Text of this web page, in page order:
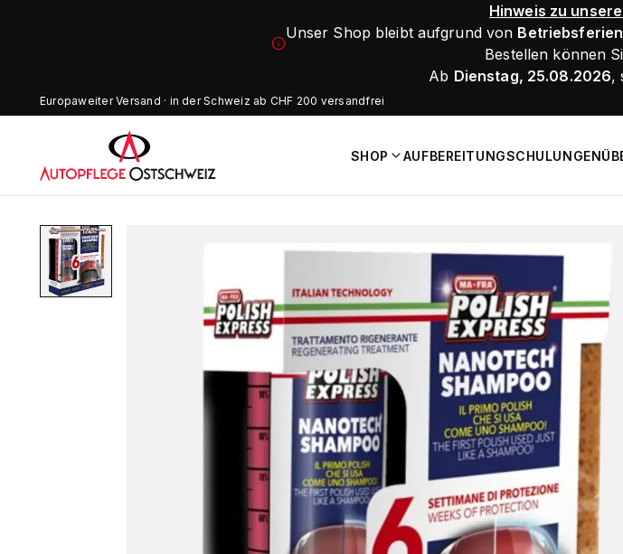
Hinweis zu
Unser Shop bleibt aufgrund von
Bestellen können
Ab Dienstag, 25.08.2026,
Europaweiter Versand · in der Schweiz ab CHF 200 versandfrei
SHOP AUFBEREITUNGSCHULUNGEN